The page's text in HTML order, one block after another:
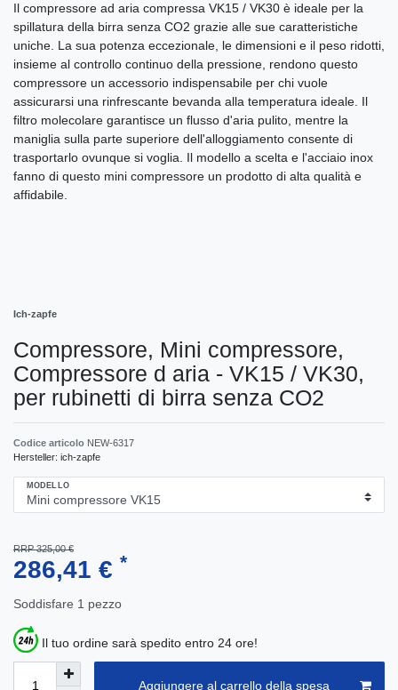
Il compressore ad aria compressa VK15 / VK30 è ideale per la
spillatura della birra senza CO2 grazie alle sue caratteristiche
uniche. La sua potenza eccezionale, le dimensioni e il peso ridotti,
insieme al controllo continuo della pressione, rendono questo
compressore un accessorio indispensabile per chi vuole
assicurarsi una rinfrescante bevanda alla temperatura ideale. Il
filtro molecolare garantisce un flusso d'aria pulito, mentre la
maniglia sulla parte superiore dell'alloggiamento consente di
trasportarlo ovunque si voglia. Il modello a scelta e l'acciaio inox
fanno di questo mini compressore un prodotto di alta qualità e
affidabile.
Ich-zapfe
Compressore, Mini compressore,
Compressore d aria - VK15 / VK30,
per rubinetti di birra senza CO2
Codice articolo NEW-6317
Hersteller: ich-zapfe
MODELLO
RRP 325,00 €
286,41 € *
Soddisfare 1 pezzo
Il tuo ordine sarà spedito entro 24 ore!
Aggiungere al carrello della spesa